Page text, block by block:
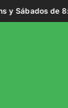
Sábados de